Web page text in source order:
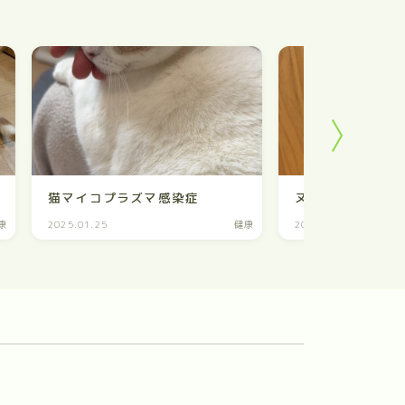
猫マイコプラズマ感染症
2025.01.25 健康
ヌーボー☆
2024.11.23